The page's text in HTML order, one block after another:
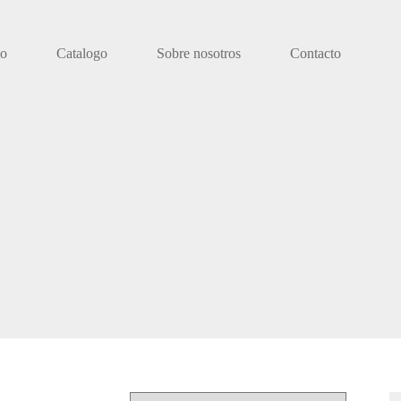
Catalogo Sobre nosotros Contacto